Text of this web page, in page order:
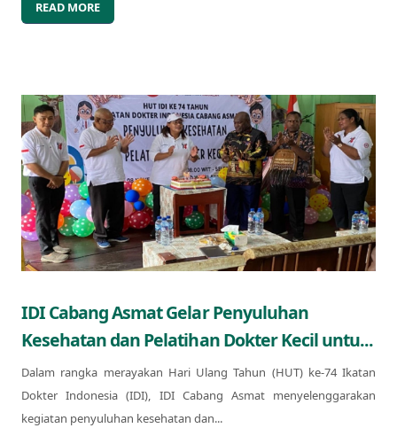
READ MORE
IDI Cabang Asmat Gelar Penyuluhan
Kesehatan dan Pelatihan Dokter Kecil untu...
Dalam rangka merayakan Hari Ulang Tahun (HUT) ke-74 Ikatan
Dokter Indonesia (IDI), IDI Cabang Asmat menyelenggarakan
kegiatan penyuluhan kesehatan dan...